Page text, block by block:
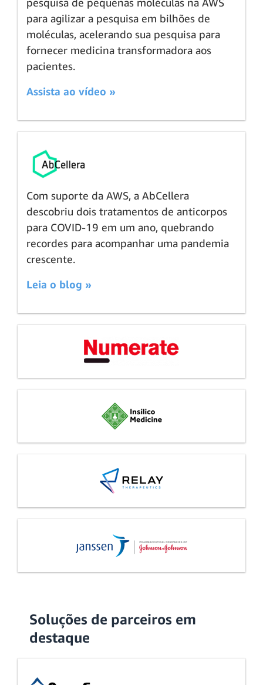
para agilizar a pesquisa em bilhões de
moléculas, acelerando sua pesquisa para
fornecer medicina transformadora aos
pacientes.
Assista ao vídeo »
Com suporte da AWS, a AbCellera
descobriu dois tratamentos de anticorpos
para COVID-19 em um ano, quebrando
recordes para acompanhar uma pandemia
crescente.
Leia o blog »
Soluções de parceiros em
destaque